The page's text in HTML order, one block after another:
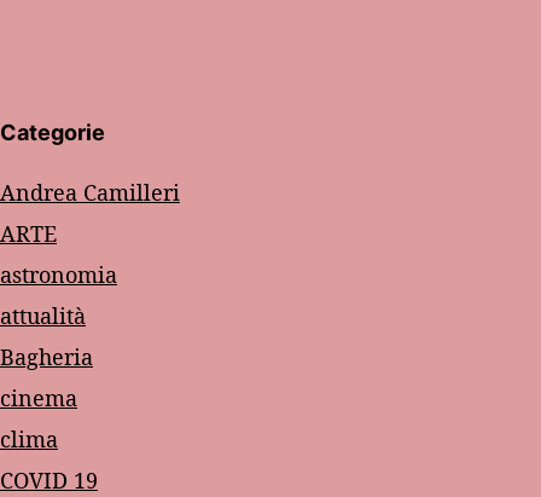
Categorie
Andrea Camilleri
ARTE
astronomia
attualità
Bagheria
cinema
clima
COVID 19